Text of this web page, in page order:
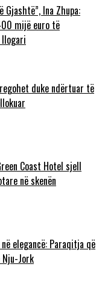
Gjashtë”, Ina Zhupa:
mijë euro të
llogari
duke ndërtuar të
Coast Hotel sjell
në skenën
elegancë: Paraqitja që
Jork